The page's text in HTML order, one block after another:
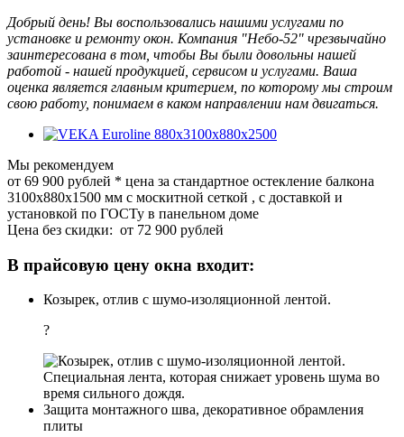
Добрый день! Вы воспользовались нашими услугами по
установке и ремонту окон. Компания "Небо-52" чрезвычайно
заинтересована в том, чтобы Вы были довольны нашей
работой - нашей продукцией, сервисом и услугами. Ваша
оценка является главным критерием, по которому мы строим
свою работу, понимаем в каком направлении нам двигаться.
Мы рекомендуем
от 69 900 рублей * цена за стандартное остекление балкона
3100х880х1500 мм с москитной сеткой , с доставкой и
установкой по ГОСТу в панельном доме
Цена без скидки: от 72 900 рублей
В прайсовую цену окна входит:
Козырек, отлив с шумо-изоляционной лентой.
?
Специальная лента, которая снижает уровень шума во
время сильного дождя.
Защита монтажного шва, декоративное обрамления
плиты